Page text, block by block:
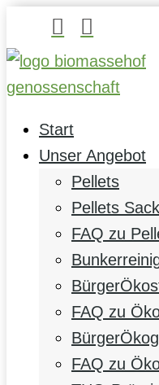
 
Start
Unser Angebot
Pellets
Pellets
FAQ zu
FAQ zu
FAQ zu